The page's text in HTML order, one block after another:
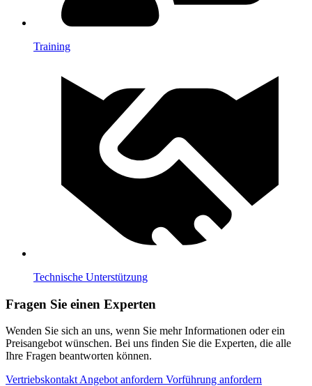
Training
Technische Unterstützung
Fragen Sie einen Experten
Wenden Sie sich an uns, wenn Sie mehr Informationen oder ein
Preisangebot wünschen. Bei uns finden Sie die Experten, die alle
Ihre Fragen beantworten können.
Vertriebskontakt Angebot anfordern Vorführung anfordern